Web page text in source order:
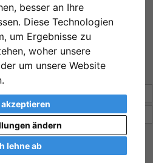
besser an Ihre
Diese Technologien
um Ergebnisse zu
woher unsere
um unsere Website
lehne ab
ändern
Alle Filter zurücksetzen
Sortierung:Preis
Artikel pro Seite20